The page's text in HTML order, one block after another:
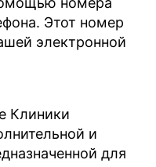
Этот номер
электронной
Клиники
и
для